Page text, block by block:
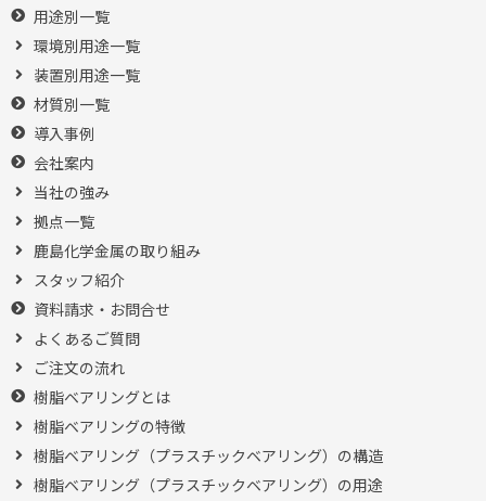
用途別一覧
環境別用途一覧
装置別用途一覧
材質別一覧
導入事例
会社案内
当社の強み
拠点一覧
鹿島化学金属の取り組み
スタッフ紹介
資料請求・お問合せ
よくあるご質問
ご注文の流れ
樹脂ベアリングとは
樹脂ベアリングの特徴
樹脂ベアリング（プラスチックベアリング）の構造
樹脂ベアリング（プラスチックベアリング）の用途